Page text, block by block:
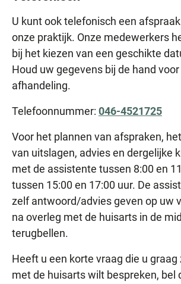
omdat u bijvoorbeeld meerdere
bespreken, geef dit dan door aan
zij reserveert dan meer tijd voor u.
Slaapproblemen
Rouwverwerking
U kunt ook telefonisch een
onze praktijk. Onze medewerkers
bij het kiezen van een geschikte
Houd uw gegevens bij de hand
afhandeling.
Telefoonnummer: 046-4521725
Voor het plannen van afspraken,
van uitslagen, advies en dergelijke
met de assistente tussen 8:00 en
tussen 15:00 en 17:00 uur. De
zelf antwoord/advies geven op uw
na overleg met de huisarts in de
terugbellen.
Heeft u een korte vraag die u
met de huisarts wilt bespreken, bel